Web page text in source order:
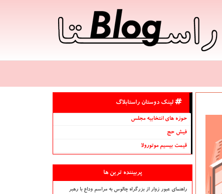
لینک دوستان راستابلاگ
حوزه های انتخابیه مجلس
فیش حج
قیمت بیسیم موتورولا
پربیننده ترین ها
راهنمای عبور زوار از بزرگراه چالوس به مراسم وداع با رهبر